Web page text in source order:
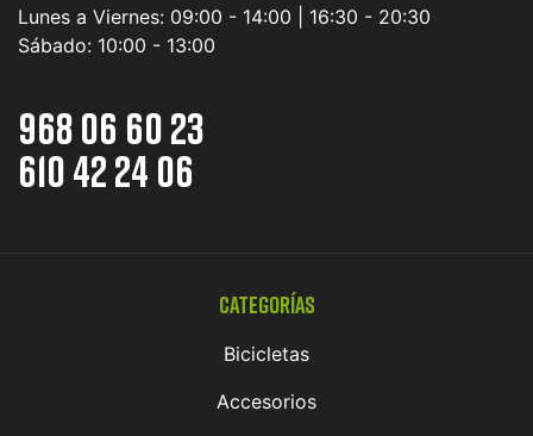
Lunes a Viernes: 09:00 - 14:00 | 16:30 - 20:30
Sábado: 10:00 - 13:00
968 06 60 23
610 42 24 06
Categorías
Bicicletas
Accesorios